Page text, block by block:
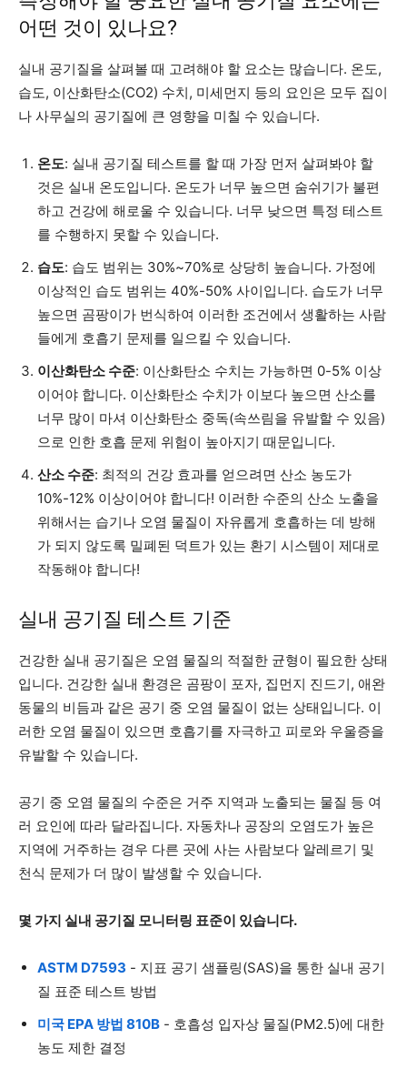
어떤 것이 있나요?
실내 공기질을 살펴볼 때 고려해야 할 요소는 많습니다. 온도,
습도, 이산화탄소(CO2) 수치, 미세먼지 등의 요인은 모두 집이
나 사무실의 공기질에 큰 영향을 미칠 수 있습니다.
온도: 실내 공기질 테스트를 할 때 가장 먼저 살펴봐야 할
것은 실내 온도입니다. 온도가 너무 높으면 숨쉬기가 불편
하고 건강에 해로울 수 있습니다. 너무 낮으면 특정 테스트
를 수행하지 못할 수 있습니다.
습도: 습도 범위는 30%~70%로 상당히 높습니다. 가정에
이상적인 습도 범위는 40%-50% 사이입니다. 습도가 너무
높으면 곰팡이가 번식하여 이러한 조건에서 생활하는 사람
들에게 호흡기 문제를 일으킬 수 있습니다.
이산화탄소 수준: 이산화탄소 수치는 가능하면 0-5% 이상
이어야 합니다. 이산화탄소 수치가 이보다 높으면 산소를
너무 많이 마셔 이산화탄소 중독(속쓰림을 유발할 수 있음)
으로 인한 호흡 문제 위험이 높아지기 때문입니다.
산소 수준: 최적의 건강 효과를 얻으려면 산소 농도가
10%-12% 이상이어야 합니다! 이러한 수준의 산소 노출을
위해서는 습기나 오염 물질이 자유롭게 호흡하는 데 방해
가 되지 않도록 밀폐된 덕트가 있는 환기 시스템이 제대로
작동해야 합니다!
실내 공기질 테스트 기준
건강한 실내 공기질은 오염 물질의 적절한 균형이 필요한 상태
입니다. 건강한 실내 환경은 곰팡이 포자, 집먼지 진드기, 애완
동물의 비듬과 같은 공기 중 오염 물질이 없는 상태입니다. 이
러한 오염 물질이 있으면 호흡기를 자극하고 피로와 우울증을
유발할 수 있습니다.
공기 중 오염 물질의 수준은 거주 지역과 노출되는 물질 등 여
러 요인에 따라 달라집니다. 자동차나 공장의 오염도가 높은
지역에 거주하는 경우 다른 곳에 사는 사람보다 알레르기 및
천식 문제가 더 많이 발생할 수 있습니다.
몇 가지 실내 공기질 모니터링 표준이 있습니다.
ASTM D7593 - 지표 공기 샘플링(SAS)을 통한 실내 공기
질 표준 테스트 방법
미국 EPA 방법 810B - 호흡성 입자상 물질(PM2.5)에 대한
농도 제한 결정